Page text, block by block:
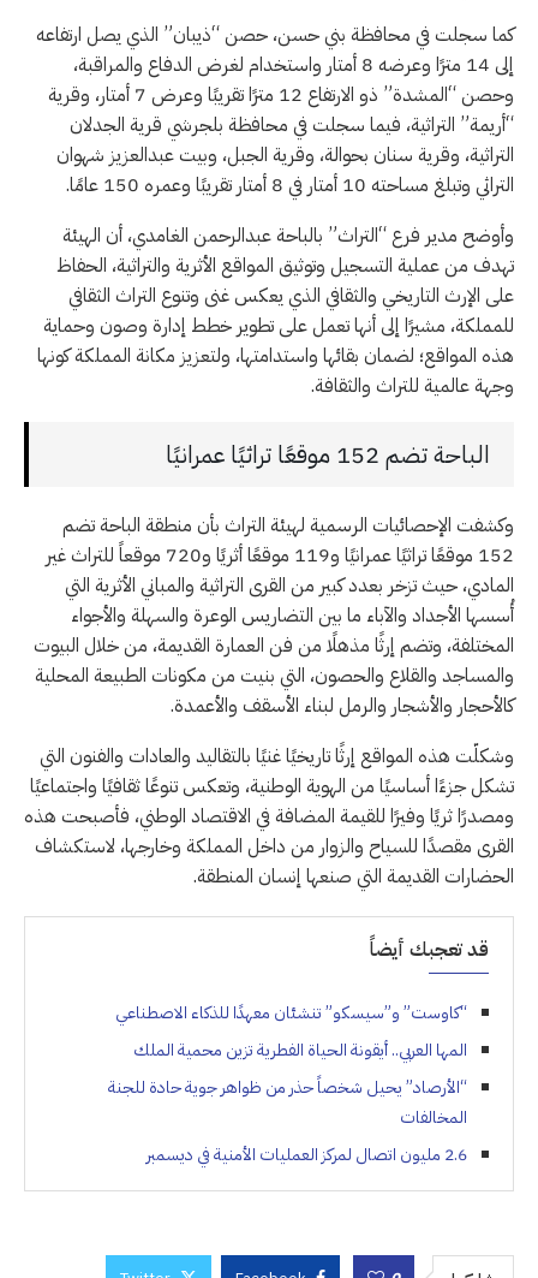
كما سجلت في محافظة بني حسن، حصن “ذيبان” الذي يصل ارتفاعه
إلى 14 مترًا وعرضه 8 أمتار واستخدام لغرض الدفاع والمراقبة،
وحصن “المشدة” ذو الارتفاع 12 مترًا تقريبًا وعرض 7 أمتار، وقرية
“أريمة” التراثية، فيما سجلت في محافظة بلجرشي قرية الجدلان
التراثية، وقرية سنان بحوالة، وقرية الجبل، وبيت عبدالعزيز شهوان
التراثي وتبلغ مساحته 10 أمتار في 8 أمتار تقريبًا وعمره 150 عامًا.
وأوضح مدير فرع “التراث” بالباحة عبدالرحمن الغامدي، أن الهيئة
تهدف من عملية التسجيل وتوثيق المواقع الأثرية والتراثية، الحفاظ
على الإرث التاريخي والثقافي الذي يعكس غنى وتنوع التراث الثقافي
للمملكة، مشيرًا إلى أنها تعمل على تطوير خطط إدارة وصون وحماية
هذه المواقع؛ لضمان بقائها واستدامتها، ولتعزيز مكانة المملكة كونها
وجهة عالمية للتراث والثقافة.
الباحة تضم 152 موقعًا تراثيًا عمرانيًا
وكشفت الإحصائيات الرسمية لهيئة التراث بأن منطقة الباحة تضم
152 موقعًا تراثيًا عمرانيًا و119 موقعًا أثريًا و720 موقعاً للتراث غير
المادي، حيث تزخر بعدد كبير من القرى التراثية والمباني الأثرية التي
أُسسها الأجداد والآباء ما بين التضاريس الوعرة والسهلة والأجواء
المختلفة، وتضم إرثًا مذهلًا من فن العمارة القديمة، من خلال البيوت
والمساجد والقلاع والحصون، التي بنيت من مكونات الطبيعة المحلية
كالأحجار والأشجار والرمل لبناء الأسقف والأعمدة.
وشكلّت هذه المواقع إرثًا تاريخيًا غنيًا بالتقاليد والعادات والفنون التي
تشكل جزءًا أساسيًا من الهوية الوطنية، وتعكس تنوعًا ثقافيًا واجتماعيًا
ومصدرًا ثريًا وفيرًا للقيمة المضافة في الاقتصاد الوطني، فأصبحت هذه
القرى مقصدًا للسياح والزوار من داخل المملكة وخارجها، لاستكشاف
الحضارات القديمة التي صنعها إنسان المنطقة.
قد تعجبك أيضاً
“كاوست” و”سيسكو” تنشئان معهدًا للذكاء الاصطناعي
المها العربي.. أيقونة الحياة الفطرية تزين محمية الملك
“الأرصاد” يحيل شخصاً حذر من ظواهر جوية حادة للجنة
المخالفات
2.6 مليون اتصال لمركز العمليات الأمنية في ديسمبر